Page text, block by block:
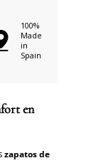
100%
Made
in
Spain
en
zapatos de